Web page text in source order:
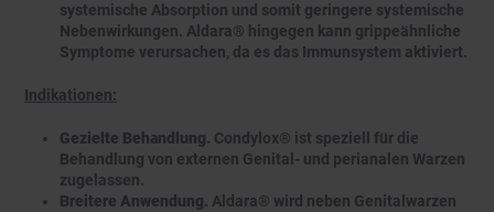
systemische Absorption und somit geringere systemische
Nebenwirkungen. Aldara® hingegen kann grippeähnliche
Symptome verursachen, da es das Immunsystem aktiviert.
Indikationen:
Gezielte Behandlung. Condylox® ist speziell für die
Behandlung von externen Genital- und perianalen Warzen
zugelassen.
Breitere Anwendung. Aldara® wird neben Genitalwarzen